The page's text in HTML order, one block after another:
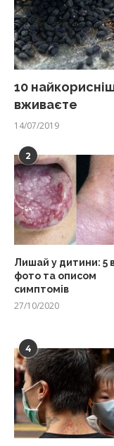
10
вживаєте
14/07/2019
2
Лишай у дитини: 5
фото та описом
симптомів
27/10/2020
4